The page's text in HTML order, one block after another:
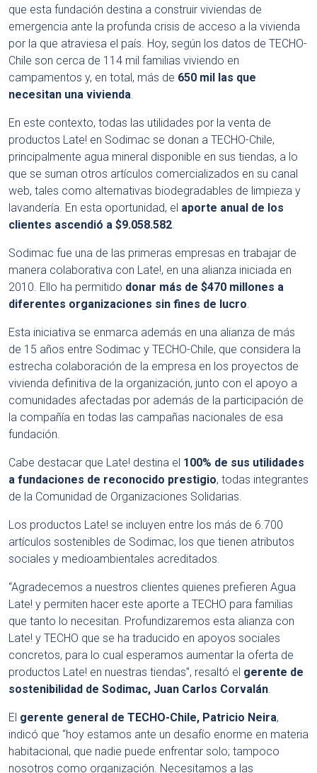
que esta fundación destina a construir viviendas de
emergencia ante la profunda crisis de acceso a la vivienda
por la que atraviesa el país. Hoy, según los datos de TECHO-
Chile son cerca de 114 mil familias viviendo en
campamentos y, en total, más de 650 mil las que
necesitan una vivienda
En este contexto, todas las utilidades por la venta de
productos Late! en Sodimac se donan a TECHO-Chile,
principalmente agua mineral disponible en sus tiendas, a lo
que se suman otros artículos comercializados en su canal
web, tales como alternativas biodegradables de limpieza y
lavandería. En esta oportunidad, el aporte anual de los
clientes ascendió a $9.058.582
Sodimac fue una de las primeras empresas en trabajar de
manera colaborativa con Late!, en una alianza iniciada en
2010. Ello ha permitido donar más de $470 millones a
diferentes organizaciones sin fines de lucro
Esta iniciativa se enmarca además en una alianza de más
de 15 años entre Sodimac y TECHO-Chile, que considera la
estrecha colaboración de la empresa en los proyectos de
vivienda definitiva de la organización, junto con el apoyo a
comunidades afectadas por además de la participación de
la compañía en todas las campañas nacionales de esa
fundación.
Cabe destacar que Late! destina el 100% de sus utilidades
a fundaciones de reconocido prestigio, todas integrantes
de la Comunidad de Organizaciones Solidarias.
Los productos Late! se incluyen entre los más de 6.700
artículos sostenibles de Sodimac, los que tienen atributos
sociales y medioambientales acreditados.
“Agradecemos a nuestros clientes quienes prefieren Agua
Late! y permiten hacer este aporte a TECHO para familias
que tanto lo necesitan. Profundizaremos esta alianza con
Late! y TECHO que se ha traducido en apoyos sociales
concretos, para lo cual esperamos aumentar la oferta de
productos Late! en nuestras tiendas”, resaltó el gerente de
sostenibilidad de Sodimac, Juan Carlos Corvalán
El gerente general de TECHO-Chile, Patricio Neira,
indicó que “hoy estamos ante un desafío enorme en materia
habitacional, que nadie puede enfrentar solo; tampoco
nosotros como organización. Necesitamos a las